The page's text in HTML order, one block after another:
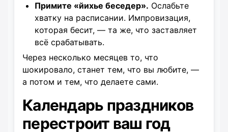
Примите «йихье беседер». Ослабьте
хватку на расписании. Импровизация,
которая бесит, — та же, что заставляет
всё срабатывать.
Через несколько месяцев то, что
шокировало, станет тем, что вы любите, —
а потом и тем, что делаете сами.
Календарь праздников
перестроит ваш год